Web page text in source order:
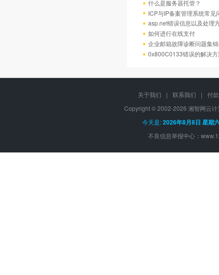
什么是服务器托管？
ICP与IP备案管理系统常见
asp.net错误信息以及处理
如何进行在线支付
企业邮箱故障诊断问题集锦
0x800C0133错误的解决
关于我们 | 联系我们 |
付
Copyright © 2002-2026 湘智网云
今天是:2026年8月8日 星期
不良信息举报中心：